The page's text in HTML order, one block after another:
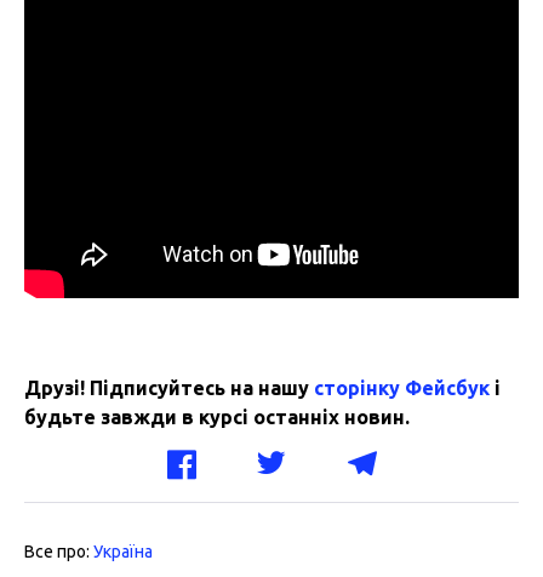
Друзі! Підписуйтесь на нашу сторінку Фейсбук і
будьте завжди в курсі останніх новин.
Все про: Україна